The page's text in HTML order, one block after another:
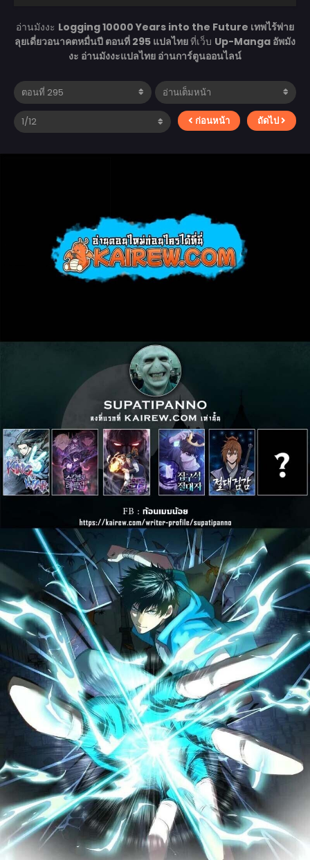
อ่านมังงะ Logging 10000 Years into the Future เทพไร้พ่าย
ลุยเดี่ยวอนาคตหมื่นปี ตอนที่ 295 แปลไทยที่เว็บ Up-Manga อัพมัง
งะ อ่านมังงะแปลไทย อ่านการ์ตูนออนไลน์
ก่อนหน้า ถัดไป